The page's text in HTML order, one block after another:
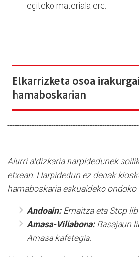
egiteko materiala ere.
Elkarrizketa osoa
hamaboskarian
------------------
Aiurri aldizkaria harpidedunek
etxean. Harpidedun ez denak
hamaboskaria eskualdeko ondoko
Andoain: Ernaitza eta Stop
Amasa-Villabona:Basajaun
Amasa kafetegia.